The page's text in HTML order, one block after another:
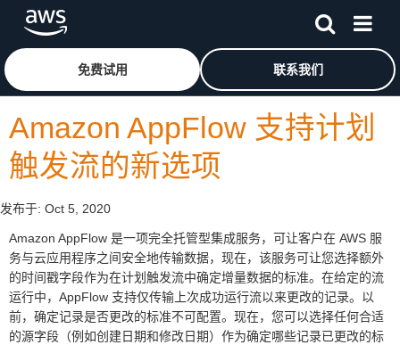
跳至主要内容
免费试用 联系我们
Amazon AppFlow 支持计划
触发流的新选项
发布于: Oct 5, 2020
Amazon AppFlow 是一项完全托管型集成服务，可让客户在 AWS 服
务与云应用程序之间安全地传输数据，现在，该服务可让您选择额外
的时间戳字段作为在计划触发流中确定增量数据的标准。在给定的流
运行中，AppFlow 支持仅传输上次成功运行流以来更改的记录。以
前，确定记录是否更改的标准不可配置。现在，您可以选择任何合适
的源字段（例如创建日期和修改日期）作为确定哪些记录已更改的标